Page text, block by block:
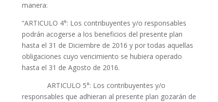
manera:
“ARTICULO 4°: Los contribuyentes y/o responsables
podrán acogerse a los beneficios del presente plan
hasta el 31 de Diciembre de 2016 y por todas aquellas
obligaciones cuyo vencimiento se hubiera operado
hasta el 31 de Agosto de 2016.
ARTICULO 5°: Los contribuyentes y/o
responsables que adhieran al presente plan gozarán de